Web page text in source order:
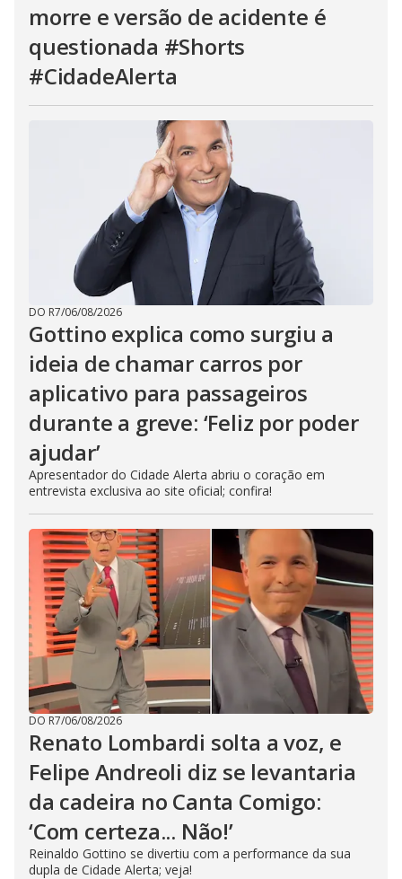
morre e versão de acidente é
questionada #Shorts
#CidadeAlerta
DO R7/06/08/2026
Gottino explica como surgiu a
ideia de chamar carros por
aplicativo para passageiros
durante a greve: ‘Feliz por poder
ajudar’
Apresentador do Cidade Alerta abriu o coração em
entrevista exclusiva ao site oficial; confira!
DO R7/06/08/2026
Renato Lombardi solta a voz, e
Felipe Andreoli diz se levantaria
da cadeira no Canta Comigo:
‘Com certeza... Não!’
Reinaldo Gottino se divertiu com a performance da sua
dupla de Cidade Alerta; veja!